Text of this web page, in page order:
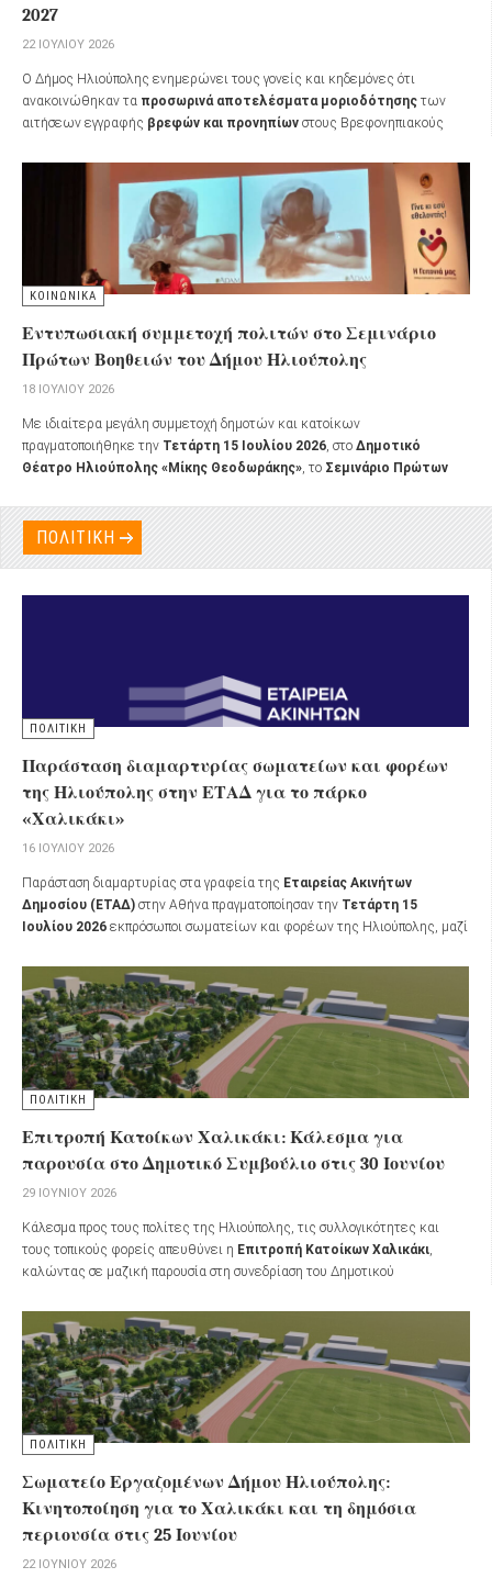
2027
22 ΙΟΥΛΊΟΥ 2026
Ο Δήμος Ηλιούπολης ενημερώνει τους γονείς και κηδεμόνες ότι
ανακοινώθηκαν τα προσωρινά αποτελέσματα μοριοδότησης των
αιτήσεων εγγραφής βρεφών και προνηπίων στους Βρεφονηπιακούς
ΚΟΙΝΩΝΙΚΑ
Εντυπωσιακή συμμετοχή πολιτών στο Σεμινάριο
Πρώτων Βοηθειών του Δήμου Ηλιούπολης
18 ΙΟΥΛΊΟΥ 2026
Με ιδιαίτερα μεγάλη συμμετοχή δημοτών και κατοίκων
πραγματοποιήθηκε την Τετάρτη 15 Ιουλίου 2026 , στο Δημοτικό
Θέατρο Ηλιούπολης «Μίκης Θεοδωράκης» , το Σεμινάριο Πρώτων
στην ενημέρωση, την εκπαίδευση και την ενίσχυση της ετοιμότητας των
πολιτών απέναντι σε κρίσιμα περιστατικά της καθημερινότητας.
ΠΟΛΙΤΙΚΗ
ΠΟΛΙΤΙΚΗ
Παράσταση διαμαρτυρίας σωματείων και φορέων
της Ηλιούπολης στην ΕΤΑΔ για το πάρκο
«Χαλικάκι»
16 ΙΟΥΛΊΟΥ 2026
Παράσταση διαμαρτυρίας στα γραφεία της Εταιρείας Ακινήτων
Δημοσίου (ΕΤΑΔ) στην Αθήνα πραγματοποίησαν την Τετάρτη 15
Ιουλίου 2026 εκπρόσωποι σωματείων και φορέων της Ηλιούπολης, μαζί
καταβολής ανταλλάγματος για τη χρήση δημοσίων εκτάσεων από τον
Δήμο Ηλιούπολης στο πάρκο«Χαλικάκι».
ΠΟΛΙΤΙΚΗ
Επιτροπή Κατοίκων Χαλικάκι: Κάλεσμα για
παρουσία στο Δημοτικό Συμβούλιο στις 30 Ιουνίου
29 ΙΟΥΝΊΟΥ 2026
Κάλεσμα προς τους πολίτες της Ηλιούπολης, τις συλλογικότητες και
τους τοπικούς φορείς απευθύνει η Επιτροπή Κατοίκων Χαλικάκι,
καλώντας σε μαζική παρουσία στη συνεδρίαση του Δημοτικού
ΠΟΛΙΤΙΚΗ
Σωματείο Εργαζομένων Δήμου Ηλιούπολης:
Κινητοποίηση για το Χαλικάκι και τη δημόσια
περιουσία στις 25 Ιουνίου
22 ΙΟΥΝΊΟΥ 2026